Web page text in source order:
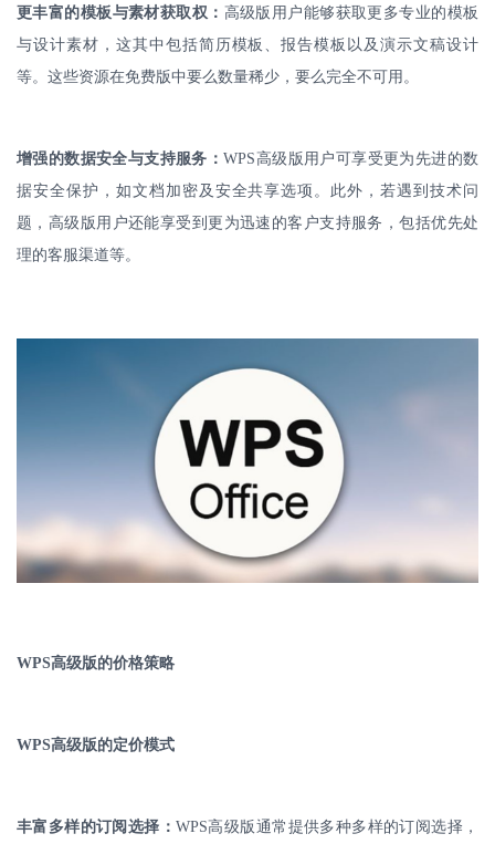
更丰富的模板与素材获取权： 高级版用户能够获取更多专业的模板
与设计素材，这其中包括简历模板、报告模板以及演示文稿设计
等。这些资源在免费版中要么数量稀少，要么完全不可用。
增强的数据安全与支持服务：WPS 高级版用户可享受更为先进的数
据安全保护，如文档加密及安全共享选项。此外，若遇到技术问
题，高级版用户还能享受到更为迅速的客户支持服务，包括优先处
理的客服渠道等。
WPS高级版的价格策略
WPS高级版的定价模式
丰富多样的订阅选择：WPS高级版通常提供多种多样的订阅选择，